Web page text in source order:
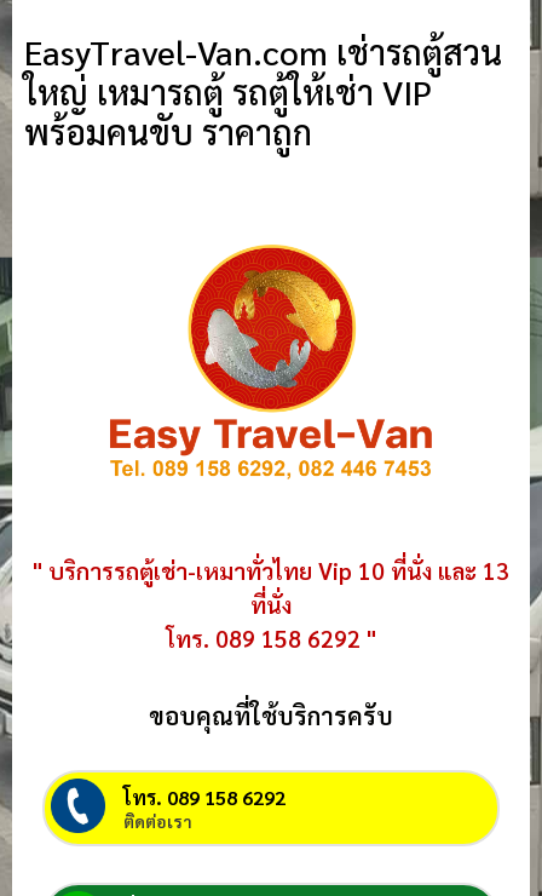
EasyTravel-Van.com เช่ารถตู้สวน
ใหญ่ เหมารถตู้ รถตู้ให้เช่า VIP
พร้อมคนขับ ราคาถูก
" บริการรถตู้เช่า-เหมาทั่วไทย Vip 10 ที่นั่ง และ 13
ที่นั่ง
โทร. 089 158 6292 "
ขอบคุณที่ใช้บริการครับ
โทร. 089 158 6292
ติดต่อเรา